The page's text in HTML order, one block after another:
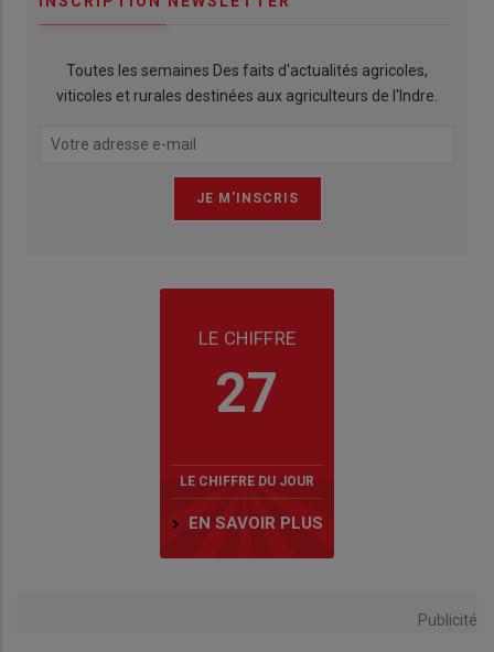
Toutes les semaines Des faits d'actualités agricoles,
viticoles et rurales destinées aux agriculteurs de l'Indre.
LE CHIFFRE
27
LE CHIFFRE DU JOUR
EN SAVOIR PLUS
Publicité